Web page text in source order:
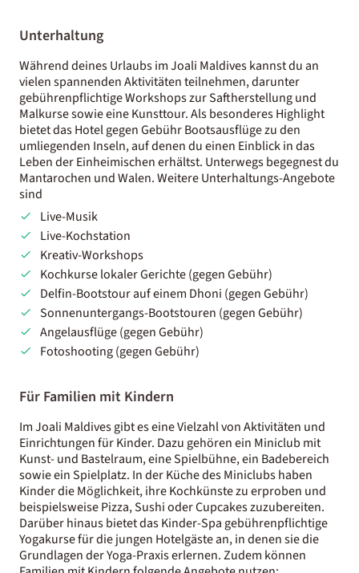
Unterhaltung
Während deines Urlaubs im Joali Maldives kannst du an
vielen spannenden Aktivitäten teilnehmen, darunter
gebührenpflichtige Workshops zur Saftherstellung und
Malkurse sowie eine Kunsttour. Als besonderes Highlight
bietet das Hotel gegen Gebühr Bootsausflüge zu den
umliegenden Inseln, auf denen du einen Einblick in das
Leben der Einheimischen erhältst. Unterwegs begegnest du
Mantarochen und Walen. Weitere Unterhaltungs-Angebote
sind
Live-Musik
​​Live-Kochstation
Kreativ-Workshops
Kochkurse lokaler Gerichte (gegen Gebühr)
Delfin-Bootstour auf einem Dhoni (gegen Gebühr)
Sonnenuntergangs-Bootstouren (gegen Gebühr)
Angelausflüge (gegen Gebühr)
Fotoshooting (gegen Gebühr)
Für Familien mit Kindern
Im Joali Maldives gibt es eine Vielzahl von Aktivitäten und
Einrichtungen für Kinder. Dazu gehören ein Miniclub mit
Kunst- und Bastelraum, eine Spielbühne, ein Badebereich
sowie ein Spielplatz​. In der Küche des Miniclubs haben
Kinder die Möglichkeit, ihre Kochkünste zu erproben und
beispielsweise Pizza, Sushi oder Cupcakes zuzubereiten.
Darüber hinaus bietet das Kinder-Spa gebührenpflichtige
Yogakurse für die jungen Hotelgäste an, in denen sie die
Grundlagen der Yoga-Praxis erlernen. Zudem können